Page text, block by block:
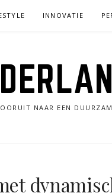
INNOVATIE
NAAR EEN